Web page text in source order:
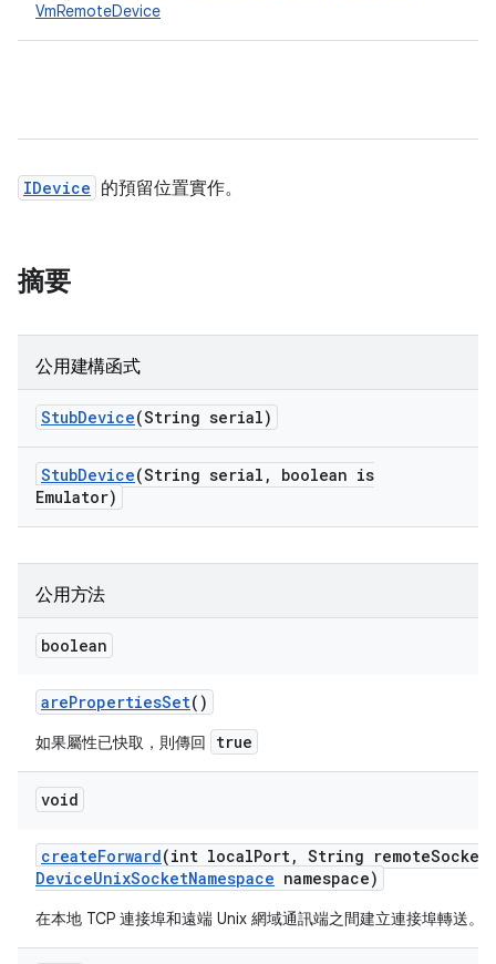
VmRemoteDevice
IDevice 的預留位置實作。
摘要
公用建構函式
StubDevice(String serial)
StubDevice(String serial ,
boolean is
Emulator)
公用方法
boolean
arePropertiesSet()
如果屬性已快取，則傳回 true
void
createForward(int localPort, String remoteSocket
DeviceUnixSocketNamespace namespace)
在本地 TCP 連接埠和遠端 Unix 網域通訊端之間建立連接埠轉送。